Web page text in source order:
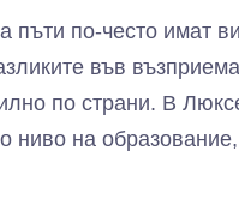
пъти по-често имат
във
по страни. В
ниво на